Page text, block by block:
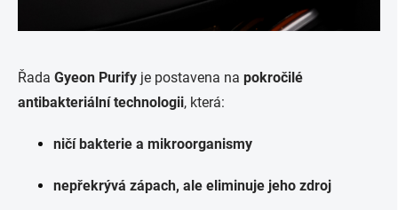
Řada Gyeon Purify je postavena na pokročilé
antibakteriální technologii, která:
ničí bakterie a mikroorganismy
nepřekrývá zápach, ale eliminuje jeho zdroj